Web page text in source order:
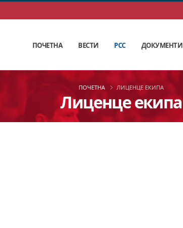
ПОЧЕТНА ВЕСТИ РСС ДОКУМЕНТИ
Лиценце екипа
ПОЧЕТНА ЛИЦЕНЦЕ ЕКИПА